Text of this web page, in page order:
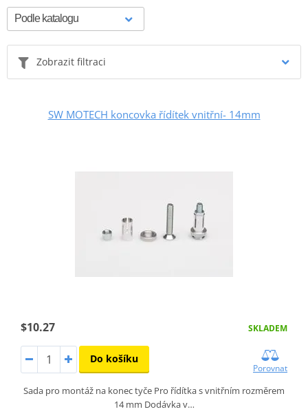
Zobrazit filtraci
SW MOTECH koncovka řídítek vnitřní- 14mm
$10.27 SKLADEM
Do košíku
Porovnat
Sada pro montáž na konec tyče Pro řídítka s vnitřním rozměrem
14 mm Dodávka v…